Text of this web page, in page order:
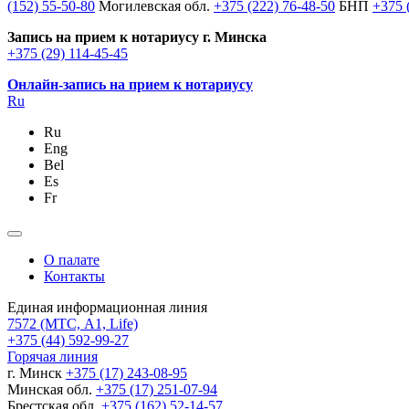
(152) 55-50-80 Могилевская обл. +375 (222) 76-48-50 БНП +375
Запись на прием к нотариусу г. Минска
+375 (29) 114-45-45
Онлайн-запись на прием к нотариусу
Ru
Ru
Eng
Bel
Es
Fr
О палате
Контакты
Единая информационная линия
7572 (МТС, A1, Life)
+375 (44) 592-99-27
Горячая линия
г. Минск +375 (17) 243-08-95
Минская обл. +375 (17) 251-07-94
Брестская обл. +375 (162) 52-14-57